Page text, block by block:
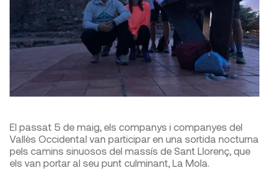
El passat 5 de maig, els companys i companyes del
Vallès Occidental van participar en una sortida nocturna
pels camins sinuosos del massís de Sant Llorenç, que
els van portar al seu punt culminant, La Mola.